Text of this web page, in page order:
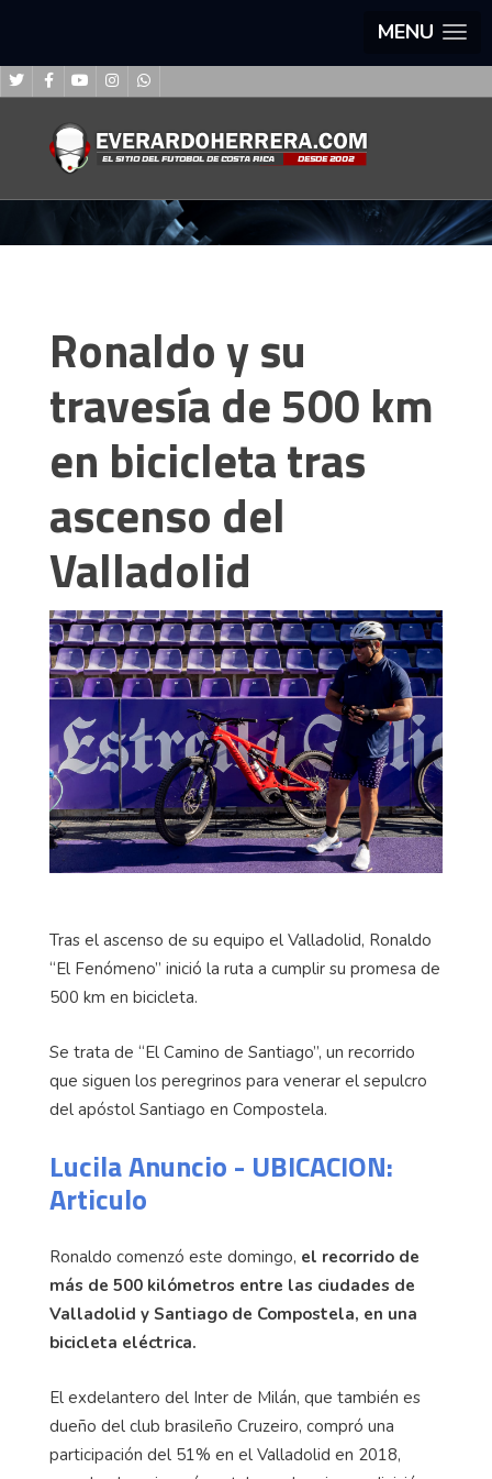
MENU
Ronaldo y su
travesía de 500 km
en bicicleta tras
ascenso del
Valladolid
Tras el ascenso de su equipo el Valladolid, Ronaldo
“El Fenómeno” inició la ruta a cumplir su promesa de
500 km en bicicleta.
Se trata de “El Camino de Santiago”, un recorrido
que siguen los peregrinos para venerar el sepulcro
del apóstol Santiago en Compostela.
Lucila Anuncio - UBICACION:
Articulo
Ronaldo comenzó este domingo, el recorrido de
más de 500 kilómetros entre las ciudades de
Valladolid y Santiago de Compostela, en una
bicicleta eléctrica.
El exdelantero del Inter de Milán, que también es
dueño del club brasileño Cruzeiro, compró una
participación del 51% en el Valladolid en 2018,